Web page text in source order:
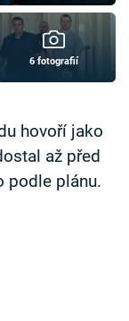
6 fotografií
hovoří jako
až před
podle plánu.